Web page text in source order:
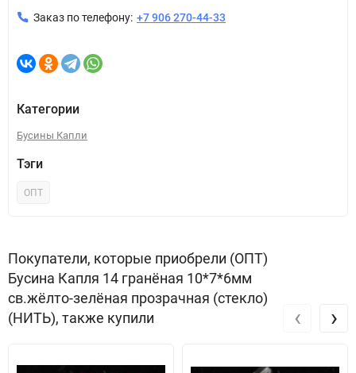
Заказ по телефону: +7 906 270-44-33
Категории
Бусины Капли
Тэги
ОПТ
Покупатели, которые приобрели (ОПТ)
Бусина Капля 14 гранёная 10*7*6мм
св.жёлто-зелёная прозрачная (стекло)
(НИТЬ), также купили
‹ ›